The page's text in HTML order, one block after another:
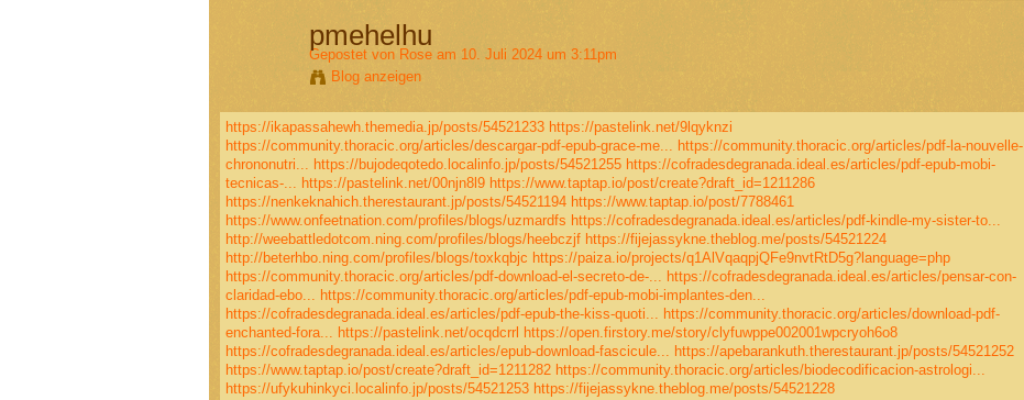
pmehelhu
Gepostet von Roseam 10. Juli 2024 um 3:11pm
Blog anzeigen
https://ikapassahewh.themedia.jp/posts/54521233 https://pastelink.net/9lqyknzi
https://community.thoracic.org/articles/descargar-pdf-epub-grace-me...
https://community.thoracic.org/articles/pdf-la-nouvelle-
chrononutri...
https://bujodeqotedo.localinfo.jp/posts/54521255 https://cofradesdegranada.ideal.es/articles/pdf-epub-mobi-
tecnicas-...
https://pastelink.net/00njn8l9 https://www.taptap.io/post/create?draft_id=1211286
https://nenkeknahich.therestaurant.jp/posts/54521194 https://www.taptap.io/post/7788461
https://www.onfeetnation.com/profiles/blogs/uzmardfs https://cofradesdegranada.ideal.es/articles/pdf-kindle-my-sister-to...
http://weebattledotcom.ning.com/profiles/blogs/heebczjf https://fijejassykne.theblog.me/posts/54521224
http://beterhbo.ning.com/profiles/blogs/toxkqbjc https://paiza.io/projects/q1AlVqaqpjQFe9nvtRtD5g?language=php
https://community.thoracic.org/articles/pdf-download-el-secreto-de-...
https://cofradesdegranada.ideal.es/articles/pensar-con-
claridad-ebo...
https://community.thoracic.org/articles/pdf-epub-mobi-implantes-den...
https://cofradesdegranada.ideal.es/articles/pdf-epub-the-kiss-quoti...
https://community.thoracic.org/articles/download-pdf-
enchanted-fora...
https://pastelink.net/ocqdcrrl https://open.firstory.me/story/clyfuwppe002001wpcryoh6o8
https://cofradesdegranada.ideal.es/articles/epub-download-fascicule...
https://apebarankuth.therestaurant.jp/posts/54521252
https://www.taptap.io/post/create?draft_id=1211282 https://community.thoracic.org/articles/biodecodificacion-astrologi...
https://ufykuhinkyci.localinfo.jp/posts/54521253 https://fijejassykne.theblog.me/posts/54521228